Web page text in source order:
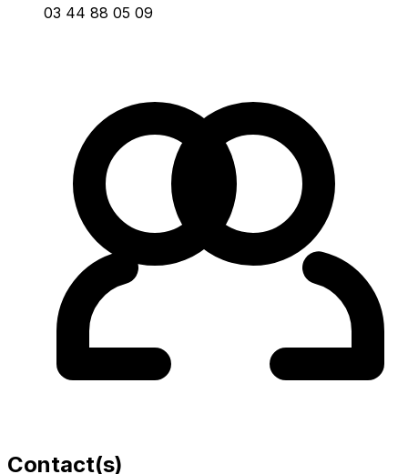
03 44 88 05 09
Contact(s)